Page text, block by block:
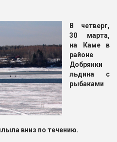
В четверг,
30 марта,
на Каме в
районе
Добрянки
льдина с
рыбаками
вниз по течению.